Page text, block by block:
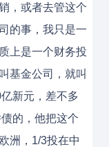
，或者去管这个
的事，我只是一
上是一个财务投
基金公司，就叫
新元，差不多
的，他把这个
洲，1/3投在中